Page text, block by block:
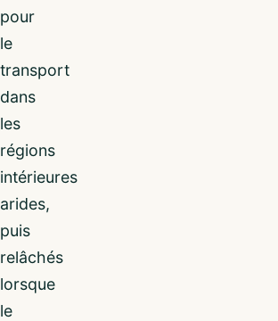
pour
le
transport
dans
les
régions
intérieures
arides,
puis
relâchés
lorsque
le